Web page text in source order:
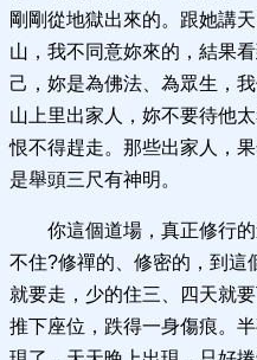
剛剛從地獄出來的。跟她講
山，我不同意妳來的，結果
己，妳是為佛法、為眾生，
山上里出家人，妳不要待他
恨不得趕走。那些出家人，
是舉頭三尺有神明。
你這個道場，真正修行
不住?修禪的、修密的，到這
就要走，少的住三、四天就
推下座位，跌得一身傷痕。